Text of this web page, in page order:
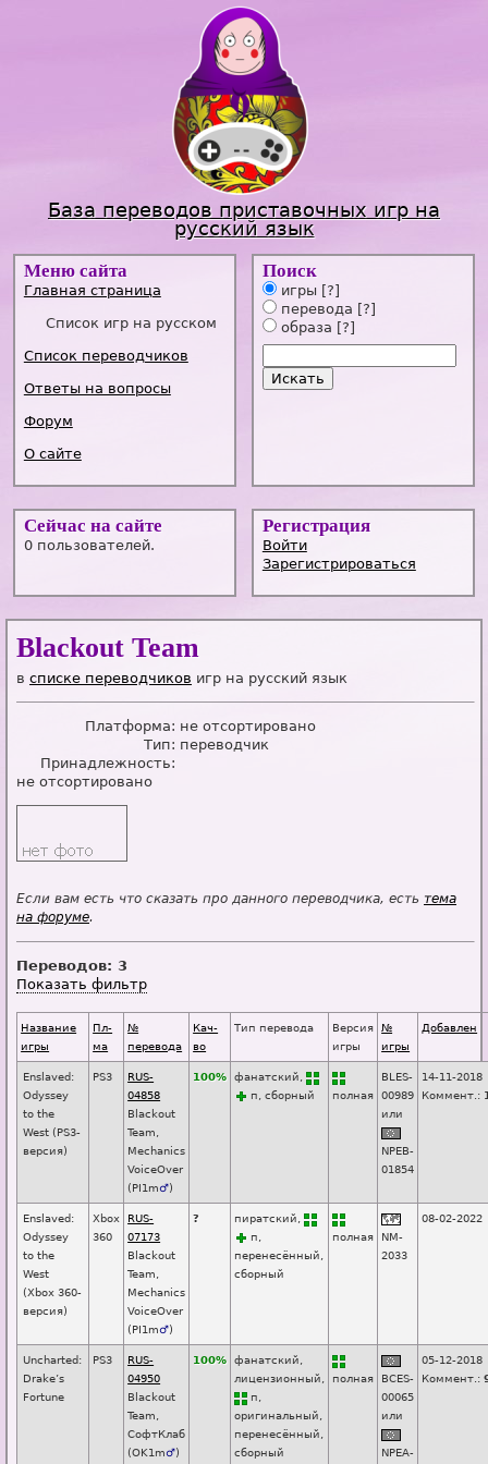
Jump to navigation
База переводов приставочных игр на
русский язык
Меню сайта
Главная страница
Список игр на русском
Список переводчиков
Ответы на вопросы
Форум
О сайте
Поиск
игры [?]
перевода [?]
образа [?]
Сейчас на сайте
0 пользователей.
Регистрация
Войти
Зарегистрироваться
Blackout Team
в списке переводчиков игр на русский язык
Платформа: не отсортировано
Тип: переводчик
Принадлежность:
не отсортировано
Если вам есть что сказать про данного переводчика, есть тема
на форуме.
Переводов: 3
Показать фильтр
Название
игры
Пл-
ма
№
перевода
Кач-
во
Тип перевода
Версия
игры
№
игры
Добавлен
Enslaved:
Odyssey
to the
West (PS3-
версия)
PS3
RUS-
04858
Blackout
Team,
Mechanics
VoiceOver
(PI1m♂)
100% фанатский,
п , сборный полная
BLES-
00989
или
NPEB-
01854
14-11-2018
Коммент.:
Enslaved:
Odyssey
to the
West
(Xbox 360-
версия)
Xbox
360
RUS-
07173
Blackout
Team,
Mechanics
VoiceOver
(PI1m♂)
?
пиратский,
п
перенесённый,
сборный
полная
NM-
2033
08-02-2022
Uncharted:
Drake’s
Fortune
PS3
RUS-
04950
Blackout
Team,
СофтКлаб
(OK1m♂)
100% фанатский,
лицензионный,
п
оригинальный,
перенесённый,
сборный
полная
BCES-
00065
или
NPEA-
05-12-2018
Коммент.: